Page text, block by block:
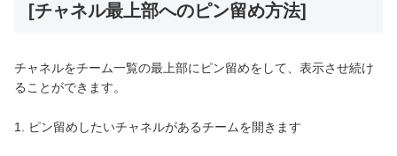
[チャネル最上部へのピン留め方法]
チャネルをチーム一覧の最上部にピン留めをして、表示させ続け
ることができます。
1. ピン留めしたいチャネルがあるチームを開きます